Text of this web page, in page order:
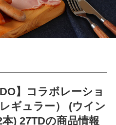
】コラボレーショ
ギュラー） (ウイン
) 27TDの商品情報